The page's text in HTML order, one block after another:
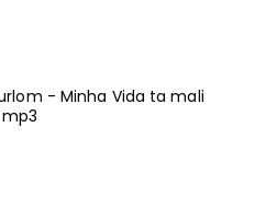
- Minha Vida ta mali